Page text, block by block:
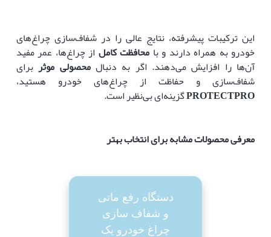
این ترکیبات پیشرفته، نتایج عالی را در شفاف‌سازی چراغ‌های
خودرو به همراه دارند و بامحافظت کامل از چراغ‌ها، عمر مفید
آن‌ها را افزایش می‌دهند. اگر به دنبالمحصولی موثربرای
شفاف‌سازی و حفاظت از چراغ‌های خودرو هستید،
PROTECTPROگزینه‌ای بی‌نظیر است.
معرفی محصولات مشابه برای انتخاب بهتر
دستگاه رفع ماتی
و شفاف سازی
چراغ خودرو یک